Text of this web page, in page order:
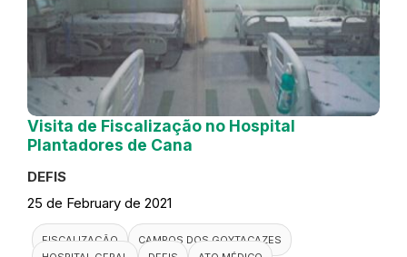
Visita de Fiscalização no Hospital
Plantadores de Cana
DEFIS
25 de February de 2021
FISCALIZAÇÃO
CAMPOS DOS GOYTACAZES